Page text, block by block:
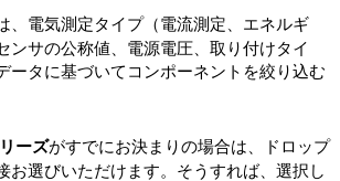
、電気測定タイプ（電流測定、エネルギ
ンサの公称値、電源電圧、取り付けタイ
ータに基づいてコンポーネントを絞り込む
ーズがすでにお決まりの場合は、ドロップ
お選びいただけます。そうすれば、選択し